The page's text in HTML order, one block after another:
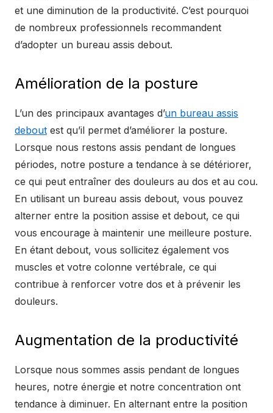
et une diminution de la productivité. C’est pourquoi
de nombreux professionnels recommandent
d’adopter un bureau assis debout.
Amélioration de la posture
L’un des principaux avantages d’un bureau assis
debout est qu’il permet d’améliorer la posture.
Lorsque nous restons assis pendant de longues
périodes, notre posture a tendance à se détériorer,
ce qui peut entraîner des douleurs au dos et au cou.
En utilisant un bureau assis debout, vous pouvez
alterner entre la position assise et debout, ce qui
vous encourage à maintenir une meilleure posture.
En étant debout, vous sollicitez également vos
muscles et votre colonne vertébrale, ce qui
contribue à renforcer votre dos et à prévenir les
douleurs.
Augmentation de la productivité
Lorsque nous sommes assis pendant de longues
heures, notre énergie et notre concentration ont
tendance à diminuer. En alternant entre la position